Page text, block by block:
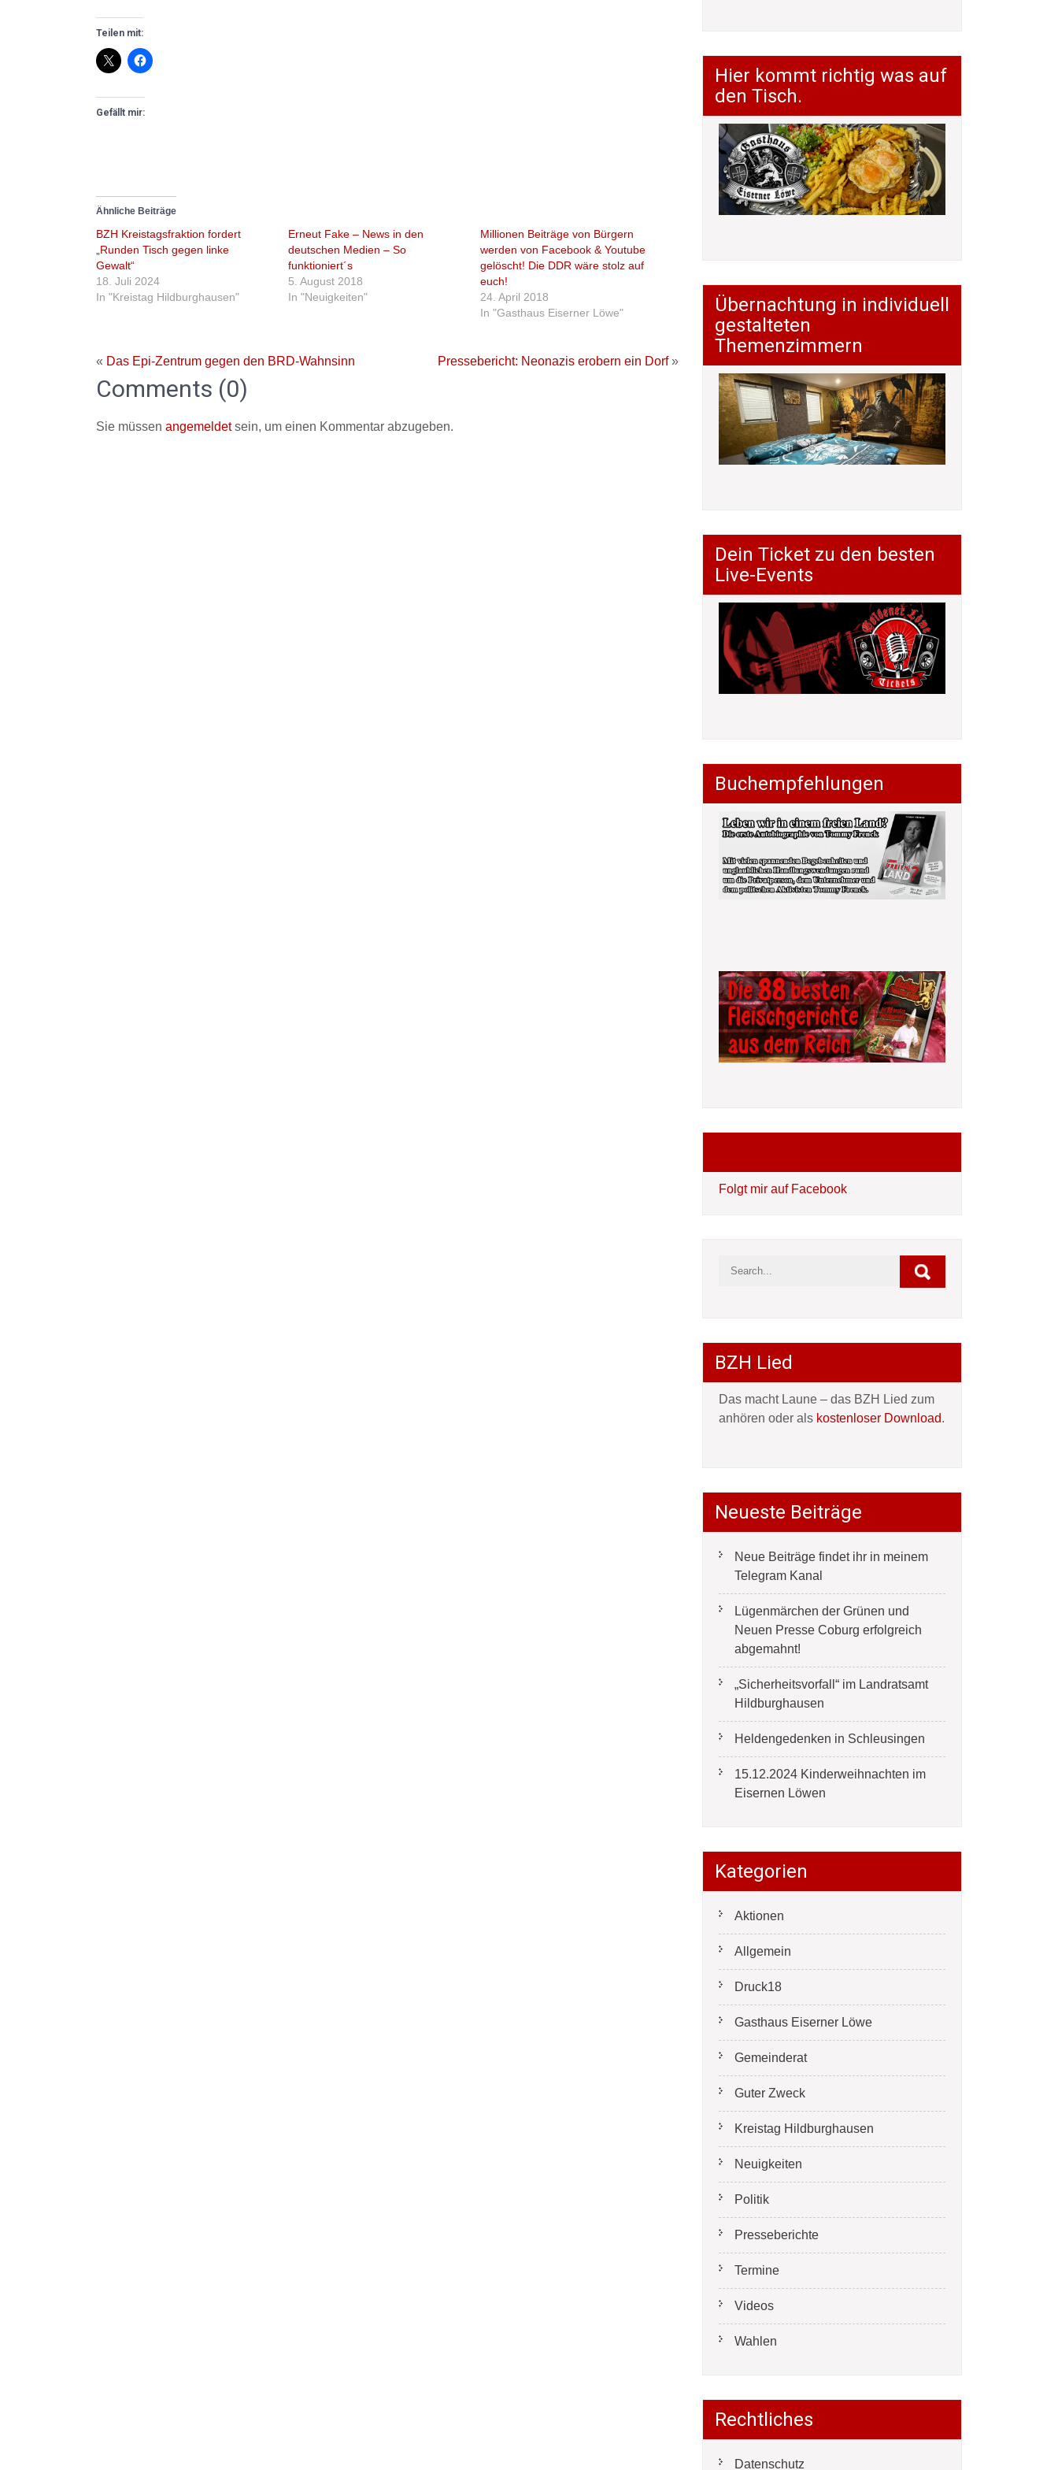
Teilen mit:
Gefällt mir:
Ähnliche Beiträge
BZH Kreistagsfraktion fordert
„Runden Tisch gegen linke
Gewalt“
18. Juli 2024
In "Kreistag Hildburghausen"
Erneut Fake – News in den
deutschen Medien – So
funktioniert´s
5. August 2018
In "Neuigkeiten"
Millionen Beiträge von Bürgern
werden von Facebook & Youtube
gelöscht! Die DDR wäre stolz auf
euch!
24. April 2018
In "Gasthaus Eiserner Löwe"
« Das Epi-Zentrum gegen den BRD-Wahnsinn Pressebericht: Neonazis erobern ein Dorf»
Comments (0)
Sie müssen angemeldetsein, um einen Kommentar abzugeben.
Hier kommt richtig was auf
den Tisch.
Übernachtung in individuell
gestalteten
Themenzimmern
Dein Ticket zu den besten
Live-Events
Buchempfehlungen
Folgt mir auf Facebook
BZH Lied
Das macht Laune – das BZH Lied zum
anhören oder als kostenloser Download.
Neueste Beiträge
Neue Beiträge findet ihr in meinem
Telegram Kanal
Lügenmärchen der Grünen und
Neuen Presse Coburg erfolgreich
abgemahnt!
„Sicherheitsvorfall“ im Landratsamt
Hildburghausen
Heldengedenken in Schleusingen
15.12.2024 Kinderweihnachten im
Eisernen Löwen
Kategorien
Aktionen
Allgemein
Druck18
Gasthaus Eiserner Löwe
Gemeinderat
Guter Zweck
Kreistag Hildburghausen
Neuigkeiten
Politik
Presseberichte
Termine
Videos
Wahlen
Rechtliches
Datenschutz